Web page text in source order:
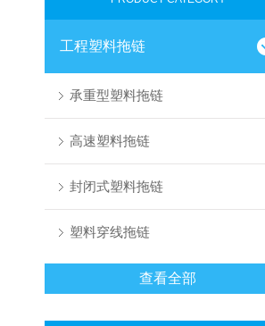
工程塑料拖链
承重型塑料拖链
高速塑料拖链
封闭式塑料拖链
塑料穿线拖链
查看全部